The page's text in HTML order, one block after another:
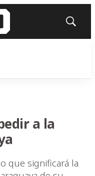
Mostrar
a la
que significará la